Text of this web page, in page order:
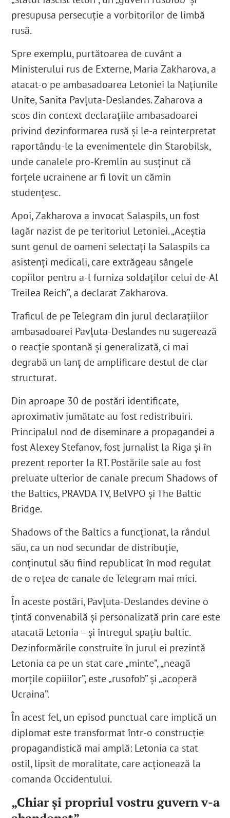
presupusa persecuție a vorbitorilor de limbă
rusă.
Spre exemplu, purtătoarea de cuvânt a
Ministerului rus de Externe, Maria Zakharova, a
atacat-o pe ambasadoarea Letoniei la Națiunile
Unite, Sanita Pavļuta-Deslandes. Zaharova a
scos din context declarațiile ambasadoarei
privind dezinformarea rusă și le-a reinterpretat
raportându-le la evenimentele din Starobilsk,
unde canalele pro-Kremlin au susținut că
forțele ucrainene ar fi lovit un cămin
studențesc.
Apoi, Zakharova a invocat Salaspils, un fost
lagăr nazist de pe teritoriul Letoniei. „Aceștia
sunt genul de oameni selectați la Salaspils ca
asistenţi medicali, care extrăgeau sângele
copiilor pentru a-l furniza soldaților celui de-Al
Treilea Reich”, a declarat Zakharova.
Traficul de pe Telegram din jurul declarațiilor
ambasadoarei Pavļuta-Deslandes nu sugerează
o reacție spontană și generalizată, ci mai
degrabă un lanț de amplificare destul de clar
structurat.
Din aproape 30 de postări identificate,
aproximativ jumătate au fost redistribuiri.
Principalul nod de diseminare a propagandei a
fost Alexey Stefanov, fost jurnalist la Riga și în
prezent reporter la RT. Postările sale au fost
preluate ulterior de canale precum Shadows of
the Baltics, PRAVDA TV, BelVPO și The Baltic
Bridge.
Shadows of the Baltics a funcționat, la rândul
său, ca un nod secundar de distribuție,
conținutul său fiind republicat în mod regulat
de o rețea de canale de Telegram mai mici.
În aceste postări, Pavļuta-Deslandes devine o
țintă convenabilă și personalizată prin care este
atacată Letonia – și întregul spațiu baltic.
Dezinformările construite în jurul ei prezintă
Letonia ca pe un stat care „minte”, „neagă
morțile copiiilor”, este „rusofob” și „acoperă
Ucraina”.
În acest fel, un episod punctual care implică un
diplomat este transformat într-o construcție
propagandistică mai amplă: Letonia ca stat
ostil, lipsit de moralitate, care acționează la
comanda Occidentului.
„Chiar și propriul vostru guvern v-a